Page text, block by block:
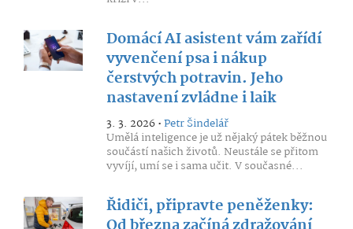
Domácí AI asistent vám zařídí
vyvenčení psa i nákup
čerstvých potravin. Jeho
nastavení zvládne i laik
3. 3. 2026 •Petr Šindelář
Umělá inteligence je už nějaký pátek běžnou
součástí našich životů. Neustále se přitom
vyvíjí, umí se i sama učit. V současné...
Řidiči, připravte peněženky: